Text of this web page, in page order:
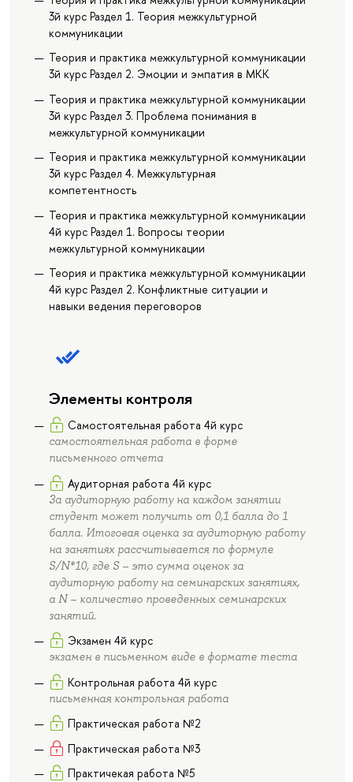
3й курс Раздел 1. Теория межкультурной
коммуникации
Теория и практика межкультурной коммуникации
3й курс Раздел 2. Эмоции и эмпатия в МКК
Теория и практика межкультурной коммуникации
3й курс Раздел 3. Проблема понимания в
межкультурной коммуникации
Теория и практика межкультурной коммуникации
3й курс Раздел 4. Межкультурная
компетентность
Теория и практика межкультурной коммуникации
4й курс Раздел 1. Вопросы теории
межкультурной коммуникации
Теория и практика межкультурной коммуникации
4й курс Раздел 2. Конфликтные ситуации и
навыки ведения переговоров
Элементы контроля
Самостоятельная работа 4й курс
самостоятельная работа в форме
письменного отчета
Аудиторная работа 4й курс
За аудиторную работу на каждом занятии
студент может получить от 0,1 балла до 1
балла. Итоговая оценка за аудиторную работу
на занятиях рассчитывается по формуле
S/N*10, где S – это сумма оценок за
аудиторную работу на семинарских занятиях,
а N – количество проведенных семинарских
занятий.
Экзамен 4й курс
экзамен в письменном виде в формате теста
Контрольная работа 4й курс
письменная контрольная работа
Практическая работа №2
Практическая работа №3
Практичекая работа №5